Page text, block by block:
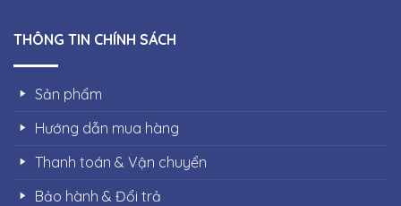
THÔNG TIN CHÍNH SÁCH
Sản phẩm
Hướng dẫn mua hàng
Thanh toán & Vận chuyển
Bảo hành & Đổi trả